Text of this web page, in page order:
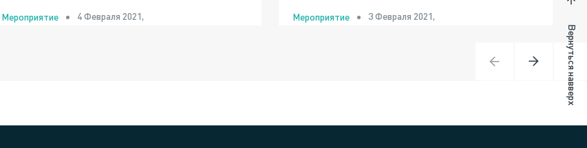
Мероприятие 4 Февраля 2021, Мероприятие 3 Февраля 2021,
Вернуться навверх